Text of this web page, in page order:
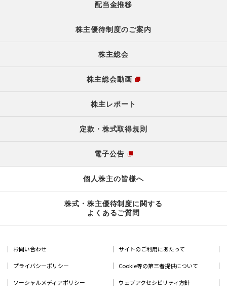
配当金推移
株主優待制度のご案内
株主総会
株主総会動画
株主レポート
定款・株式取得規則
電子公告
個人株主の皆様へ
株式・株主優待制度に関する
よくあるご質問
お問い合わせ サイトのご利用にあたって
プライバシーポリシー Cookie等の第三者提供について
ソーシャルメディアポリシー ウェブアクセシビリティ方針